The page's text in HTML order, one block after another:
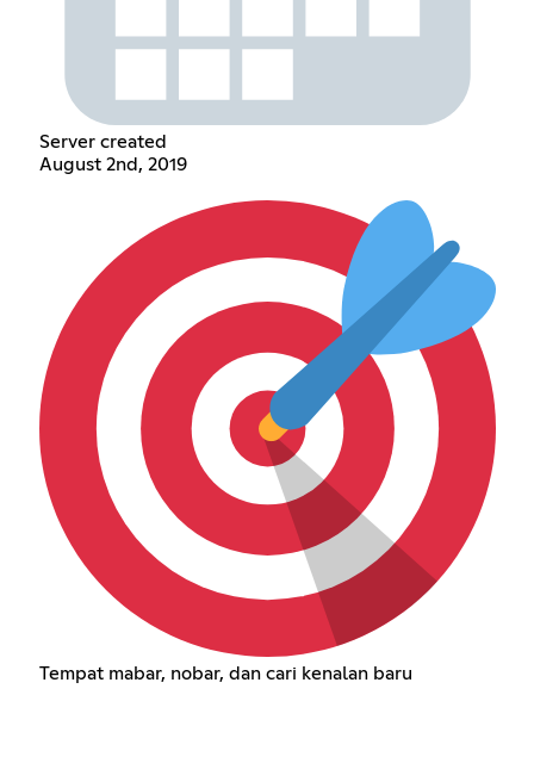
Server created
August 2nd, 2019
Tempat mabar, nobar, dan cari kenalan baru